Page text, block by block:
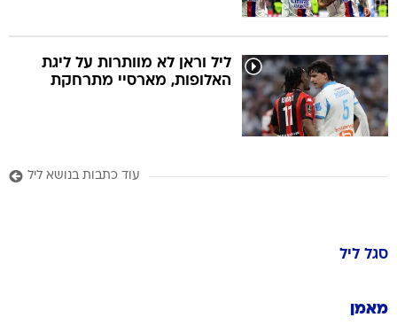
ליל וראן לא מוותרות על ליגת
האלופות, מארסיי מתרחקת
עוד כתבות בנושא ליל
סגל ליל
מאמן